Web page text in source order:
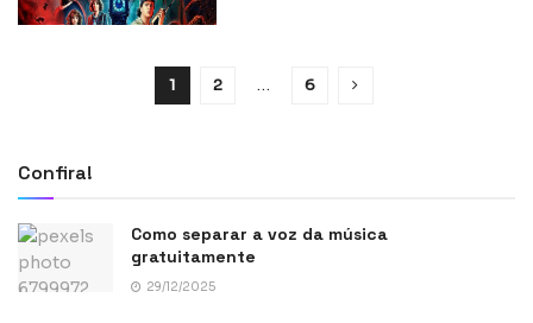
1 2 … 6
Confira!
Como separar a voz da música
gratuitamente
29/12/2025